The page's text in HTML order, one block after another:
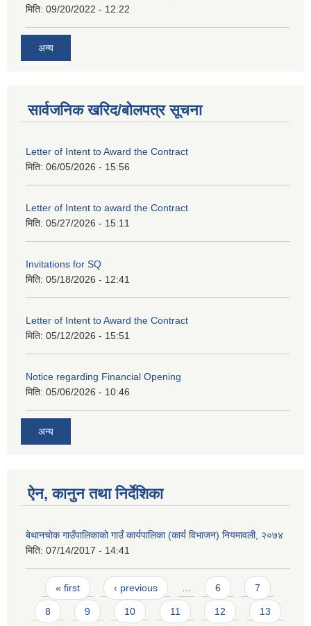
मिति: 09/20/2022 - 12:22
अन्य
सार्वजनिक खरिद/बोलपत्र सूचना
Letter of Intent to Award the Contract
मिति: 06/05/2026 - 15:56
Letter of Intent to award the Contract
मिति: 05/27/2026 - 15:11
Invitations for SQ
मिति: 05/18/2026 - 12:41
Letter of Intent to Award the Contract
मिति: 05/12/2026 - 15:51
Notice regarding Financial Opening
मिति: 05/06/2026 - 10:46
अन्य
ऐन, कानुन तथा निर्देशिका
बेथानचोक गाउँपालिकाको गाउँ कार्यपालिका (कार्य विभाजन) नियमावली, २०७४
मिति: 07/14/2017 - 14:41
Pages
« first ‹ previous … 6 7
8 9 10 11 12
13